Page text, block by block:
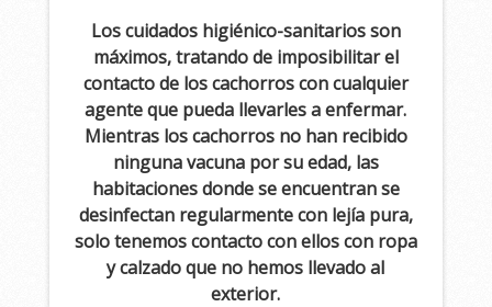
Los cuidados higiénico-sanitarios son
máximos, tratando de imposibilitar el
contacto de los cachorros con cualquier
agente que pueda llevarles a enfermar.
Mientras los cachorros no han recibido
ninguna vacuna por su edad, las
habitaciones donde se encuentran se
desinfectan regularmente con lejía pura,
solo tenemos contacto con ellos con ropa
y calzado que no hemos llevado al
exterior.